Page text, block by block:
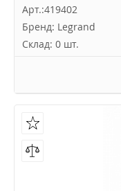
Арт.:419402
Бренд: Legrand
Склад: 0 шт.